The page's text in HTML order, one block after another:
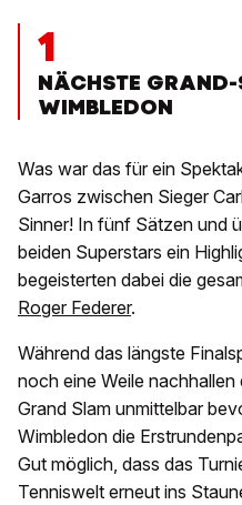
1
NÄCHSTE
WIMBLEDON
Was war das für ein
Garros zwischen Sieger
Sinner! In fünf Sätzen und
beiden Superstars ein
begeisterten dabei die
Roger Federer.
Während das längste
noch eine Weile
Grand Slam unmittelbar
Wimbledon die
Gut möglich, dass das
Tenniswelt erneut ins